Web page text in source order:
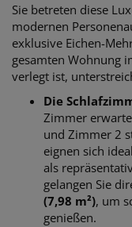
Sie betreten diese
modernen
exklusive Eichen-
gesamten Wohnung
verlegt ist,
Die
Zimmer
und Zimmer 2
eignen sich
als
gelangen Sie
(7,98 m²), um
genießen.